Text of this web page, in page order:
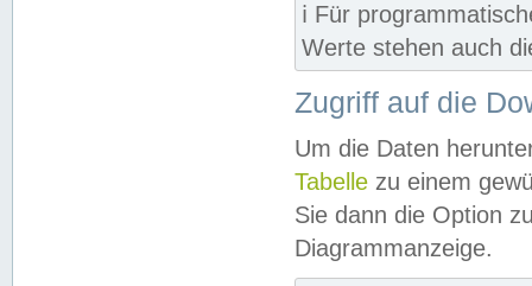
ℹ️ Für
Werte stehen auch
Zugriff auf die
Um die Daten
Tabelle zu einem
Sie dann die Option
Diagrammanzeige.